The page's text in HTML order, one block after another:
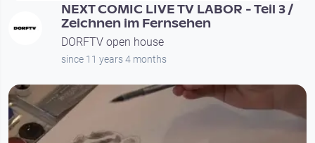
NEXT COMIC LIVE TV LABOR - Teil 3 /
Zeichnen im Fernsehen
DORFTV open house
since 11 years 4 months